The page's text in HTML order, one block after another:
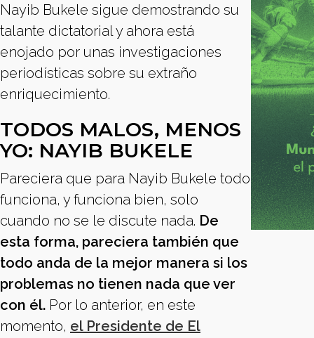
Nayib Bukele sigue demostrando su
talante dictatorial y ahora está
enojado por unas investigaciones
periodísticas sobre su extraño
enriquecimiento.
TODOS MALOS, MENOS
YO: NAYIB BUKELE
Pareciera que para Nayib Bukele todo
funciona, y funciona bien, solo
cuando no se le discute nada. De
esta forma, pareciera también que
todo anda de la mejor manera si los
problemas no tienen nada que ver
con él. Por lo anterior, en este
momento, el Presidente de El